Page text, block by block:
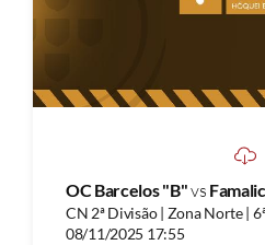
OC Barcelos "B"vs
CN 2ª Divisão | Zona Norte |
08/11/2025 17:55